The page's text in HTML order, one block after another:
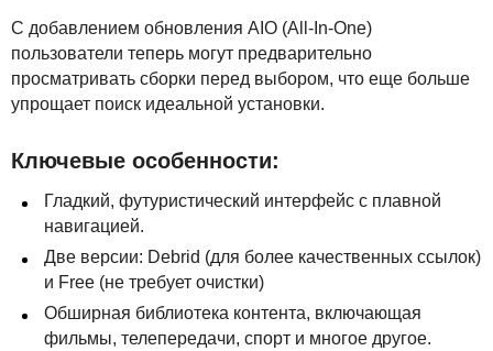
С добавлением обновления AIO (All-In-One)
пользователи теперь могут предварительно
просматривать сборки перед выбором, что еще больше
упрощает поиск идеальной установки.
Ключевые особенности:
Гладкий, футуристический интерфейс с плавной
навигацией.
Две версии: Debrid (для более качественных ссылок)
и Free (не требует очистки)
Обширная библиотека контента, включающая
фильмы, телепередачи, спорт и многое другое.